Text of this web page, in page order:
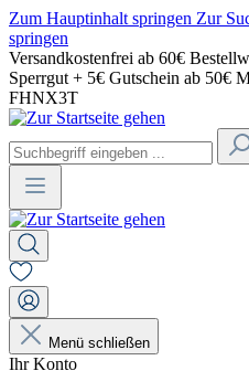
Zum Hauptinhalt springen Zur
springen
Versandkostenfrei ab 60€
Sperrgut + 5€ Gutschein ab 50€
FHNX3T
Menü schließen
Ihr Konto